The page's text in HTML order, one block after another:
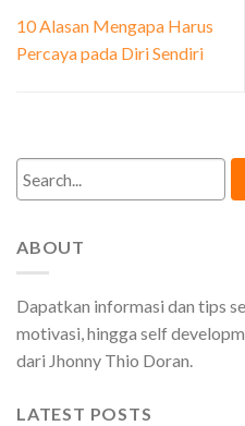
10 Alasan Mengapa Harus
Percaya pada Diri Sendiri
ABOUT
Dapatkan informasi dan tips
motivasi, hingga self
dari Jhonny Thio Doran.
LATEST POSTS